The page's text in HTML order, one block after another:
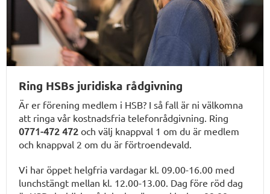
Ring HSBs juridiska rådgivning
Är er förening medlem i HSB? I så fall är ni välkomna
att ringa vår kostnadsfria telefonrådgivning. Ring
0771-472 472 och välj knappval 1 om du är medlem
och knappval 2 om du är förtroendevald.
Vi har öppet helgfria vardagar kl. 09.00-16.00 med
lunchstängt mellan kl. 12.00-13.00. Dag före röd dag